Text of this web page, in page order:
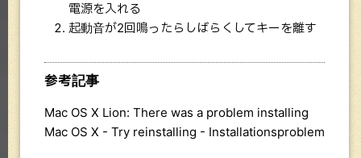
電源を入れる
起動音が2回鳴ったらしばらくしてキーを離す
参考記事
Mac OS X Lion: There was a problem installing
Mac OS X - Try reinstalling - Installationsproblem